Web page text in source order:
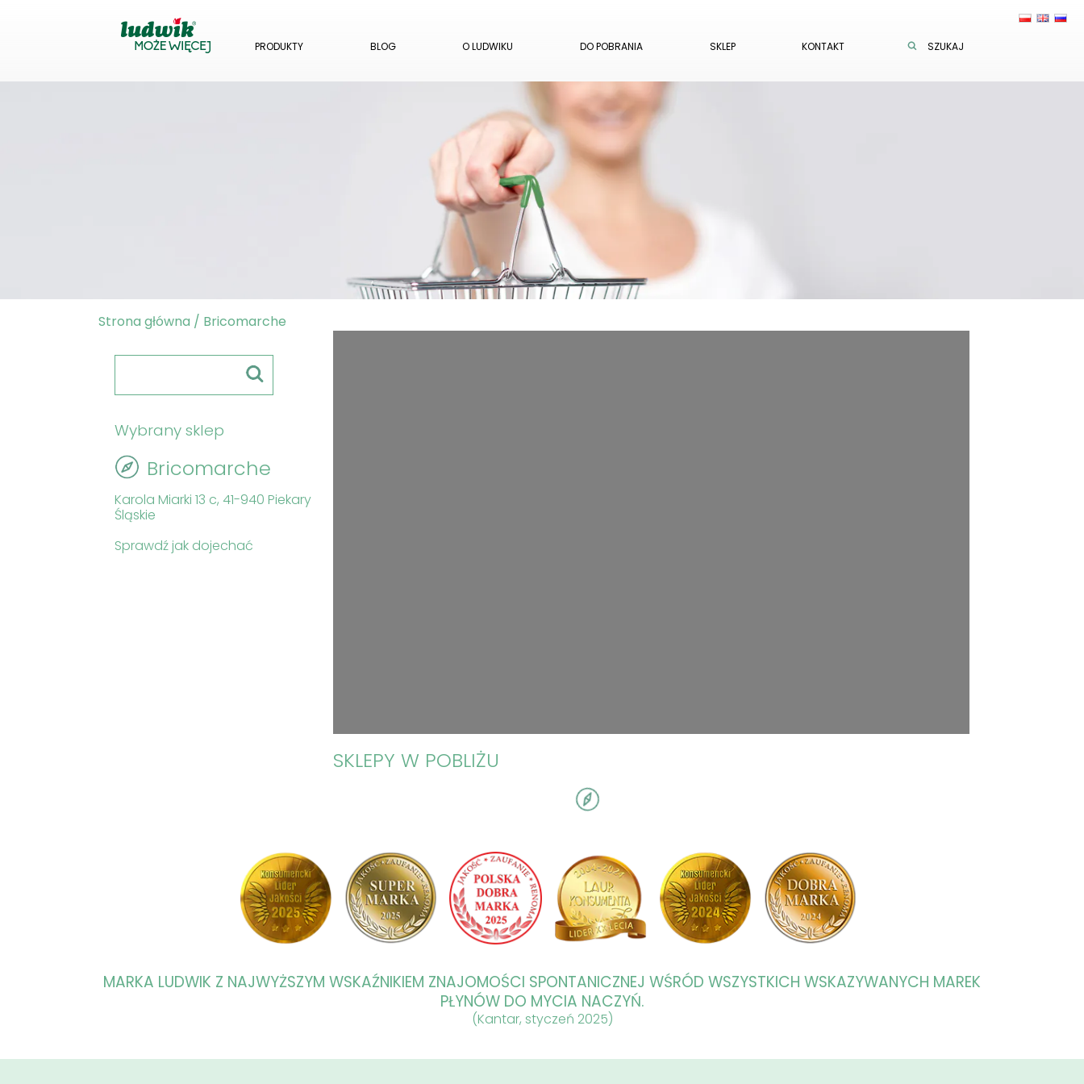
PRODUKTY BLOG O LUDWIKU DO POBRANIA SKLEP KONTAKT SZUKAJ
Strona główna / Bricomarche
Wybrany sklep
Bricomarche
Karola Miarki 13 c, 41-940 Piekary
Śląskie
Sprawdź jak dojechać
SKLEPY W POBLIŻU
MARKA LUDWIK Z NAJWYŻSZYM WSKAŹNIKIEM ZNAJOMOŚCI SPONTANICZNEJ WŚRÓD WSZYSTKICH WSKAZYWANYCH MAREK
PŁYNÓW DO MYCIA NACZYŃ.
(Kantar, styczeń 2025)